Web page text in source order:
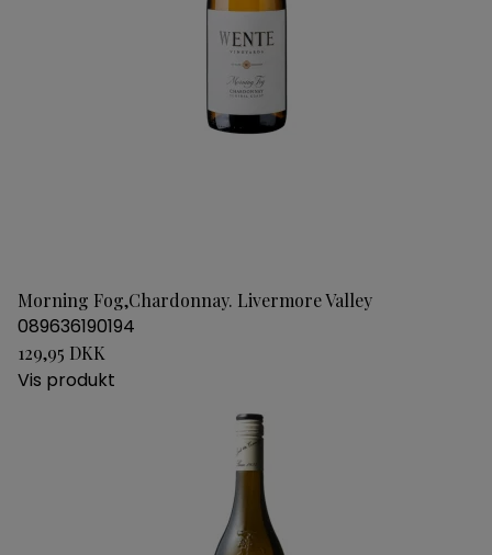
Morning Fog,Chardonnay. Livermore Valley
089636190194
129,95 DKK
Vis produkt